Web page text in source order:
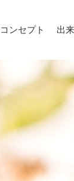
コンセプト 出